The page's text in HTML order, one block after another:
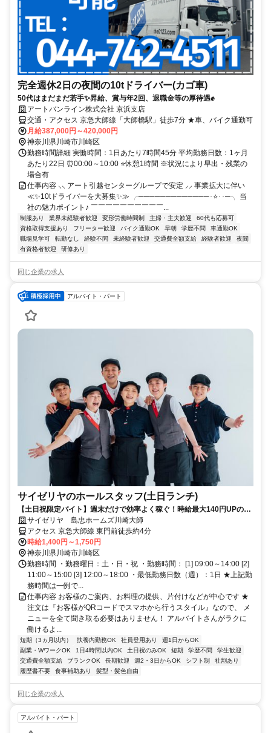
完全週休2日の夜間の10tドライバー(カゴ車)
50代はまだまだ若手✨昇給、賞与年2回、退職金等の厚待遇✊
アートバンライン株式会社 京浜支店
交通・アクセス 京急大師線「大師橋駅」徒歩7分 ★車、バイク通勤可
月給387,000円～420,000円
神奈川県川崎市川崎区
勤務時間詳細 実働時間：1日あたり7時間45分 平均勤務日数：1ヶ月
あたり22日 ⏰00:00～10:00 ⭐休憩1時間 ※状況により早出・残業の
場合有
仕事内容 ⸜⸜ アート引越センターグループで安定 ⸝⸝ 事業拡大に伴い
≪✨10tドライバーを大募集✨≫ ╭─────────────･⭐･･─╮ 当
社の魅力ポイント♪ ￣￣￣￣￣￣￣￣￣￣...
制服あり 業界未経験者歓迎 変形労働時間制 主婦・主夫歓迎
60代も応募可
資格取得支援あり
フリーター歓迎 バイク通勤OK 早朝 学歴不問
車通勤OK
職場見学可
転勤なし 経験不問 未経験者歓迎 交通費全額支給 経験者歓迎
夜間
有資格者歓迎
研修あり
同じ企業の求人
アルバイト・パート
サイゼリヤのホールスタッフ(土日ランチ)
【土日祝限定バイト】週末だけで効率よく稼ぐ！時給最大140円UPの制
度あり★週1日・2h～OK！未経験・バイトデビュー大歓迎♪
サイゼリヤ 島忠ホームズ川崎大師
アクセス 京急大師線 東門前徒歩約4分
時給1,400円～1,750円
神奈川県川崎市川崎区
勤務時間 ・勤務曜日：土・日・祝 ・勤務時間： [1] 09:00～14:00 [2]
11:00～15:00 [3] 12:00～18:00 ・最低勤務日数（週）：1日 ★上記勤
務時間は一例で...
仕事内容 お客様のご案内、お料理の提供、片付けなどが中心です ★
注文は『お客様がQRコードでスマホから行うスタイル』なので、 メ
ニューを全て聞き取る必要はありません！ アルバイトさんがラクに
働けるよ...
短期（3ヵ月以内） 扶養内勤務OK 社員登用あり
週1日からOK
副業・WワークOK
1日4時間以内OK 土日祝のみOK 短期 学歴不問
学生歓迎
交通費全額支給
ブランクOK 長期歓迎 週2・3日からOK シフト制
社割あり
履歴書不要
食事補助あり 髪型・髪色自由
同じ企業の求人
アルバイト・パート